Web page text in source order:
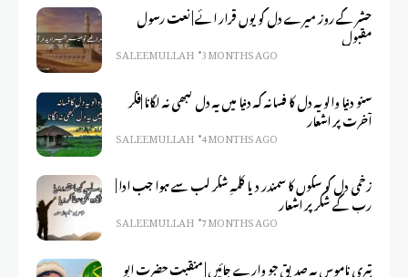
حشر کے روز میرے دل کو یوں قرار ائے | نعت رسول
مقبول
SALEEM ULLAH 3 MONTHS AGO
سنو دنیا والو یہ دل کا فسانہ کہ دنیا میں یہ دل کبھی نہ لگانا |فکر
آخرت پر اشعار
SALEEM ULLAH 4 MONTHS AGO
زخمی دل کو سکوں کا سمندر دیا کلمہِ شکر لب سے ہوا جب ادا |
رب کے شکر پر اشعار
SALEEM ULLAH 7 MONTHS AGO
تیری ناموس پہ صدیق جو وارے جائیں | منقبت حضرت ابو